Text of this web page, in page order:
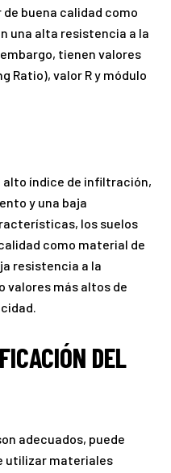
buena calidad como
una alta resistencia a la
tienen valores
Ratio), valor R y módulo
alto índice de infiltración,
y una baja
los suelos
como material de
resistencia a la
valores más altos de
DEL
adecuados, puede
utilizar materiales